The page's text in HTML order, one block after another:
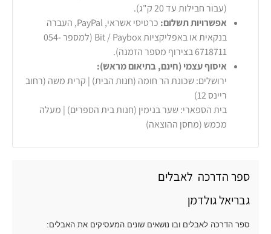
(עבור חבילות עד 20 ק"ג).
אפשרויות תשלום:
כרטיסי אשראי, PayPal, העברה
בנקאית או באפליקציות Bit / Paybox (למספר 054-
6718711 בצירוף מספר הזמנה).
איסוף עצמי (חינם, בתיאום מראש):
ירושלים: שכונת הר חומה (חנות הבית) | קרית משה (רחוב
ריינס 12)
בית הספארי: שער בנימין (חנות בית הספרים) | מעלה
מכמש (מחסן ההוצאה)
ספר הדרכה לאבלים
גבריאל גולדמן
ספר הדרכה לאבלים ובו נושאים שונים המעסיקים את האבלים: